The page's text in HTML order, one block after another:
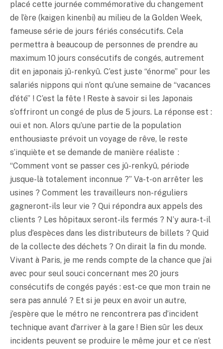
placé cette journée commémorative du changement
de l’ère (kaigen kinenbi) au milieu de la Golden Week,
fameuse série de jours fériés consécutifs. Cela
permettra à beaucoup de personnes de prendre au
maximum 10 jours consécutifs de congés, autrement
dit en japonais jû-renkyû. C’est juste “énorme” pour les
salariés nippons qui n’ont qu’une semaine de “vacances
d’été” ! C’est la fête ! Reste à savoir si les Japonais
s’offriront un congé de plus de 5 jours. La réponse est :
oui et non. Alors qu’une partie de la population
enthousiaste prévoit un voyage de rêve, le reste
s’inquiète et se demande de manière réaliste :
“Comment vont se passer ces jû-renkyû, période
jusque-là totalement inconnue ?” Va-t-on arrêter les
usines ? Comment les travailleurs non-réguliers
gagneront-ils leur vie ? Qui répondra aux appels des
clients ? Les hôpitaux seront-ils fermés ? N’y aura-t-il
plus d’espèces dans les distributeurs de billets ? Quid
de la collecte des déchets ? On dirait la fin du monde.
Vivant à Paris, je me rends compte de la chance que j’ai
avec pour seul souci concernant mes 20 jours
consécutifs de congés payés : est-ce que mon train ne
sera pas annulé ? Et si je peux en avoir un autre,
j’espère que le métro ne rencontrera pas d’incident
technique avant d’arriver à la gare ! Bien sûr les deux
incidents peuvent se produire le même jour et ce n’est